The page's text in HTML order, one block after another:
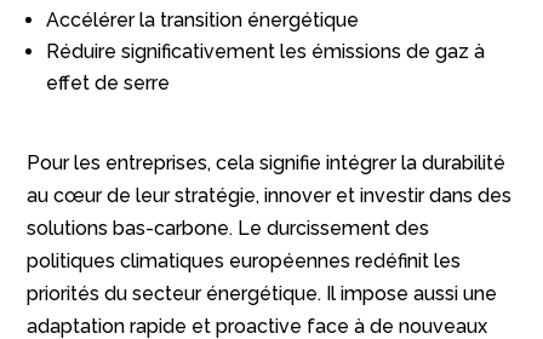
Accélérer la transition énergétique
Réduire significativement les émissions de gaz à
effet de serre
Pour les entreprises, cela signifie intégrer la durabilité
au cœur de leur stratégie, innover et investir dans des
solutions bas-carbone. Le durcissement des
politiques climatiques européennes redéfinit les
priorités du secteur énergétique. Il impose aussi une
adaptation rapide et proactive face à de nouveaux